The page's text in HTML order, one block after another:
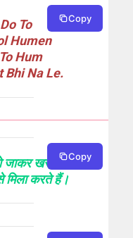
To
Humen
Hum
Bhi Na Le.
Copy
खरीद लो
मिला करते हैं।
Copy